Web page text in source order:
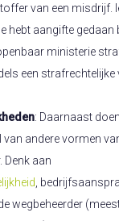
van een misdrijf.
hebt aangifte gedaan
ministerie
een strafrechtelijke
: Daarnaast
van andere vormen
Denk aan
,
wegbeheerder